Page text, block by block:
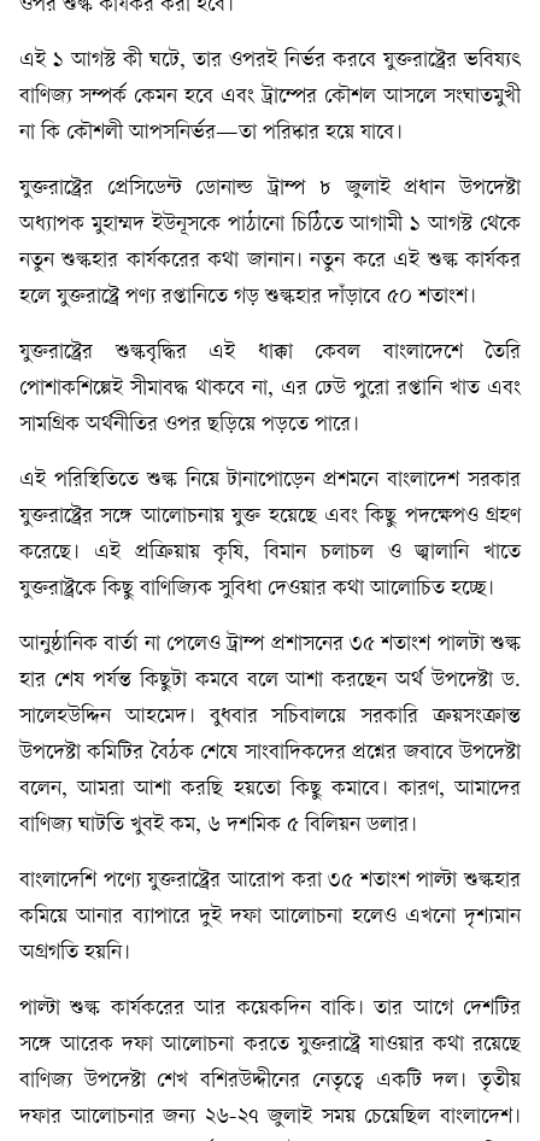
ওপর শুল্ক কার্যকর করা হবে।
এই ১ আগস্ট কী ঘটে, তার ওপরই নির্ভর করবে যুক্তরাষ্ট্রের ভবিষ্যৎ
বাণিজ্য সম্পর্ক কেমন হবে এবং ট্রাম্পের কৌশল আসলে সংঘাতমুখী
না কি কৌশলী আপসনির্ভর—তা পরিষ্কার হয়ে যাবে।
যুক্তরাষ্ট্রের প্রেসিডেন্ট ডোনাল্ড ট্রাম্প ৮ জুলাই প্রধান উপদেষ্টা
অধ্যাপক মুহাম্মদ ইউনূসকে পাঠানো চিঠিতে আগামী ১ আগস্ট থেকে
নতুন শুল্কহার কার্যকরের কথা জানান। নতুন করে এই শুল্ক কার্যকর
হলে যুক্তরাষ্ট্রে পণ্য রপ্তানিতে গড় শুল্কহার দাঁড়াবে ৫০ শতাংশ।
যুক্তরাষ্ট্রের শুল্কবৃদ্ধির এই ধাক্কা কেবল বাংলাদেশে তৈরি
পোশাকশিল্পেই সীমাবদ্ধ থাকবে না, এর ঢেউ পুরো রপ্তানি খাত এবং
সামগ্রিক অর্থনীতির ওপর ছড়িয়ে পড়তে পারে।
এই পরিস্থিতিতে শুল্ক নিয়ে টানাপোড়েন প্রশমনে বাংলাদেশ সরকার
যুক্তরাষ্ট্রের সঙ্গে আলোচনায় যুক্ত হয়েছে এবং কিছু পদক্ষেপও গ্রহণ
করেছে। এই প্রক্রিয়ায় কৃষি, বিমান চলাচল ও জ্বালানি খাতে
যুক্তরাষ্ট্রকে কিছু বাণিজ্যিক সুবিধা দেওয়ার কথা আলোচিত হচ্ছে।
আনুষ্ঠানিক বার্তা না পেলেও ট্রাম্প প্রশাসনের ৩৫ শতাংশ পালটা শুল্ক
হার শেষ পর্যন্ত কিছুটা কমবে বলে আশা করছেন অর্থ উপদেষ্টা ড.
সালেহউদ্দিন আহমেদ। বুধবার সচিবালয়ে সরকারি ক্রয়সংক্রান্ত
উপদেষ্টা কমিটির বৈঠক শেষে সাংবাদিকদের প্রশ্নের জবাবে উপদেষ্টা
বলেন, আমরা আশা করছি হয়তো কিছু কমাবে। কারণ, আমাদের
বাণিজ্য ঘাটতি খুবই কম, ৬ দশমিক ৫ বিলিয়ন ডলার।
বাংলাদেশি পণ্যে যুক্তরাষ্ট্রের আরোপ করা ৩৫ শতাংশ পাল্টা শুল্কহার
কমিয়ে আনার ব্যাপারে দুই দফা আলোচনা হলেও এখনো দৃশ‍্যমান
অগ্রগতি হয়নি।
পাল্টা শুল্ক কার্যকরের আর কয়েকদিন বাকি। তার আগে দেশটির
সঙ্গে আরেক দফা আলোচনা করতে যুক্তরাষ্ট্রে যাওয়ার কথা রয়েছে
বাণিজ্য উপদেষ্টা শেখ বশিরউদ্দীনের নেতৃত্বে একটি দল। তৃতীয়
দফার আলোচনার জন্য ২৬-২৭ জুলাই সময় চেয়েছিল বাংলাদেশ।